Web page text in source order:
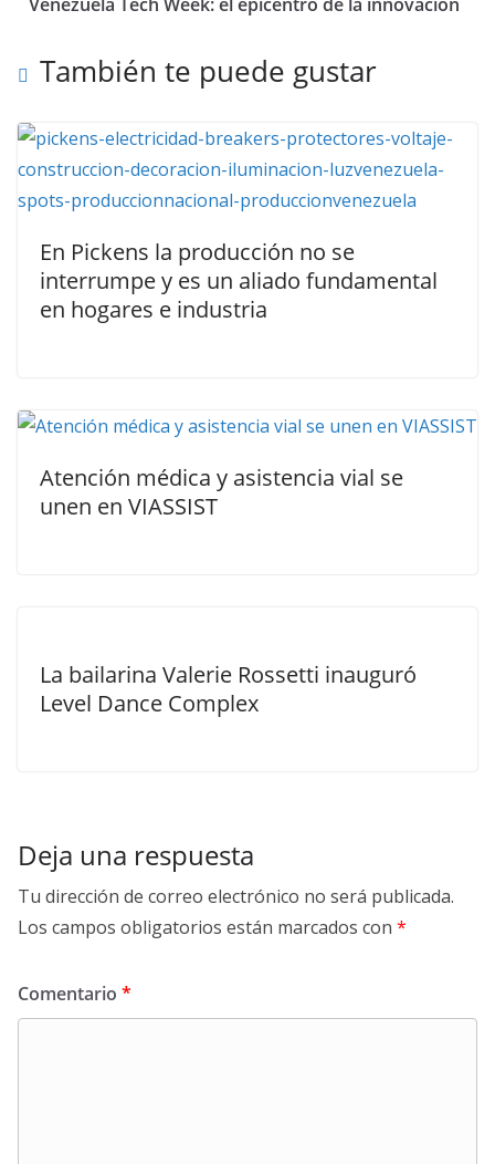
También te puede gustar
En Pickens la producción no se
interrumpe y es un aliado fundamental
en hogares e industria
Atención médica y asistencia vial se
unen en VIASSIST
La bailarina Valerie Rossetti inauguró
Level Dance Complex
Deja una respuesta
Tu dirección de correo electrónico no será publicada.
Los campos obligatorios están marcados con *
Comentario *